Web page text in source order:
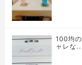
100均
ャレな